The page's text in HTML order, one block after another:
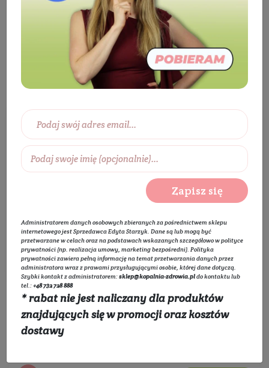
Tonik do twarzy z algami
Wybierz zakres cen:
0 zł 450 zł
Wybierz producentów:
Filtruj
Sortowanie:
Zapisz się
Administratorem danych osobowych zbieranych za pośrednictwem sklepu
internetowego jest Sprzedawca Edyta Starzyk. Dane są lub mogą być
przetwarzane w celach oraz na podstawach wskazanych szczegółowo wpolityce
prywatności (np. realizacja umowy, marketing bezpośredni). Polityka
prywatnościzawiera pełną informację na temat przetwarzania danych przez
administratora wraz z prawami przysługującymi osobie, której dane dotyczą.
Szybki kontakt z administratorem:sklep@kopalnia-zdrowia.pldo kontaktu lub
tel.:+48 732 728 888
* rabat nie jest naliczany dla produktów
znajdujących się w promocji oraz kosztów
dostawy